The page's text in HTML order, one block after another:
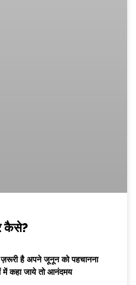
कैसे?
है अपने जूनून को पहचानना
कहा जाये तो आनंदमय